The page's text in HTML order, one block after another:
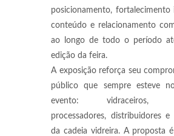
posicionamento, fortalecimento
conteúdo e relacionamento
ao longo de todo o período
edição da feira.
A exposição reforça seu
público que sempre esteve
evento: vidraceiros,
processadores, distribuidores e
da cadeia vidreira. A proposta